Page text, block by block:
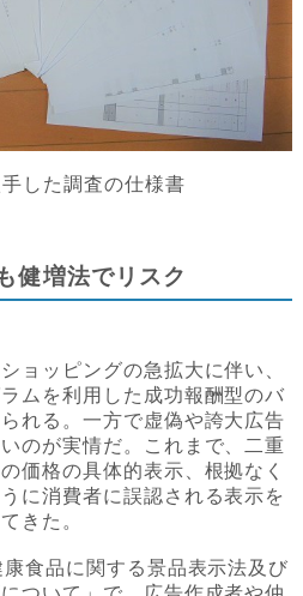
した調査の仕様書
健増法でリスク
ョッピングの急拡大に伴い、
ムを利用した成功報酬型のバ
れる。一方で虚偽や誇大広告
のが実情だ。これまで、二重
価格の具体的表示、根拠なく
に消費者に誤認される表示を
きた。
食品に関する景品表示法及び